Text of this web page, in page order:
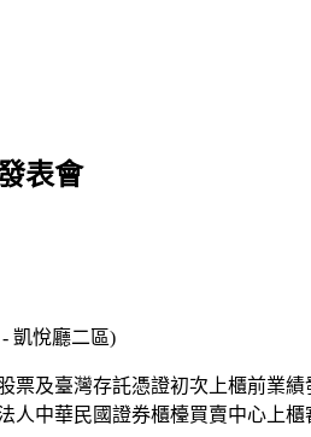
表會
凱悅廳二區)
票及臺灣存託憑證初次上櫃前業
中華民國證券櫃檯買賣中心上